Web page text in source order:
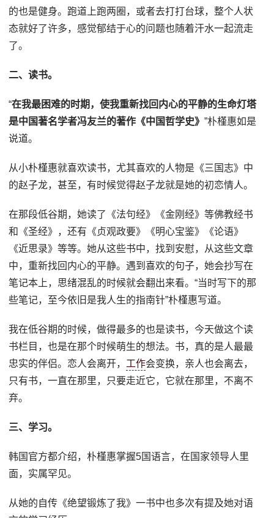
的也是健身。跑道上跑两圈，或者去打打台球，整个人状
态就好了许多，感觉郁结于心的问题也随着汗水一起流走
了。
二、读书。
“在我最困难的时期，使我重新找回内心的平静的生命灯塔
是中国著名学者冯友兰的著作《中国哲学史》”朴槿惠如是
说道。
从小朴槿惠就喜欢读书，尤其喜欢的人物是《三国志》中
的赵子龙，甚至，有时候觉得赵子龙就是她的初恋情人。
在那段低谷期，她读了《法句经》《金刚经》等佛教经书
和《圣经》，还有《贞观政要》《明心宝鉴》《论语》
《近思录》等等。她从这些书中，找到安慰，从这些文章
中，重新找回内心的平静。遇到喜欢的句子，她会抄写在
笔记本上，思绪混乱的时候就会翻出来看。“当时写下的那
些笔记，至今依旧是我人生的指南针”朴槿惠写道。
我在低谷期的时候，做得最多的也是读书，今天做这个读
书栏目，也是在那个时候萌生的想法。书，真的是人最最
忠实的伴侣。恋人会离开， 工作会变换，亲人也会离去，
只有书，一直在那里，只要走近它，它就在那里，不离不
弃。
三、学习。
韩国官方都介绍，朴槿惠掌握5国语言，在国家领导人里
面，实属罕见。
从她的自传《绝望锻炼了我》一书中也多次有提及她对语